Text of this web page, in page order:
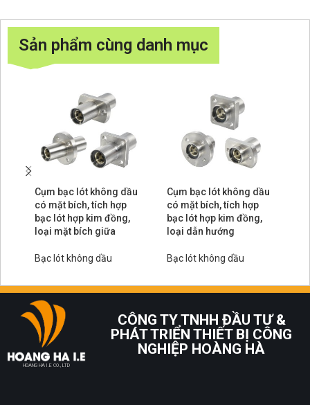
Sản phẩm cùng danh mục
Cụm bạc lót không dầu
có mặt bích, tích hợp
bạc lót hợp kim đồng,
loại mặt bích giữa
Bạc lót không dầu
Cụm bạc lót không dầu
có mặt bích, tích hợp
bạc lót hợp kim đồng,
loại dẫn hướng
Bạc lót không dầu
HOANG HA I.E CO., LTD
CÔNG TY TNHH ĐẦU TƯ &
PHÁT TRIỂN THIẾT BỊ CÔNG
NGHIỆP HOÀNG HÀ